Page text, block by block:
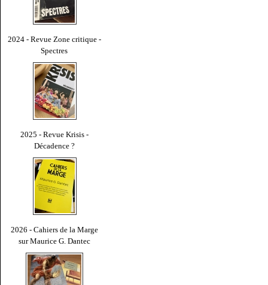
2024 - Revue Zone critique -
Spectres
2025 - Revue Krisis -
Décadence ?
2026 - Cahiers de la Marge
sur Maurice G. Dantec